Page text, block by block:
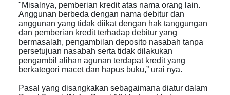
"Misalnya, pemberian kredit atas nama orang lain.
Anggunan berbeda dengan nama debitur dan
anggunan yang tidak diikat dengan hak tanggungan
dan pemberian kredit terhadap debitur yang
bermasalah, pengambilan deposito nasabah tanpa
persetujuan nasabah serta tidak dilakukan
pengambil alihan agunan terdapat kredit yang
berkategori macet dan hapus buku,” urai nya.
Pasal yang disangkakan sebagaimana diatur dalam